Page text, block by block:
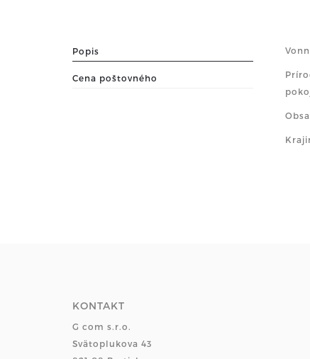
Popis
Cena poštovného
KONTAKT
G com s.r.o.
Svätoplukova 43